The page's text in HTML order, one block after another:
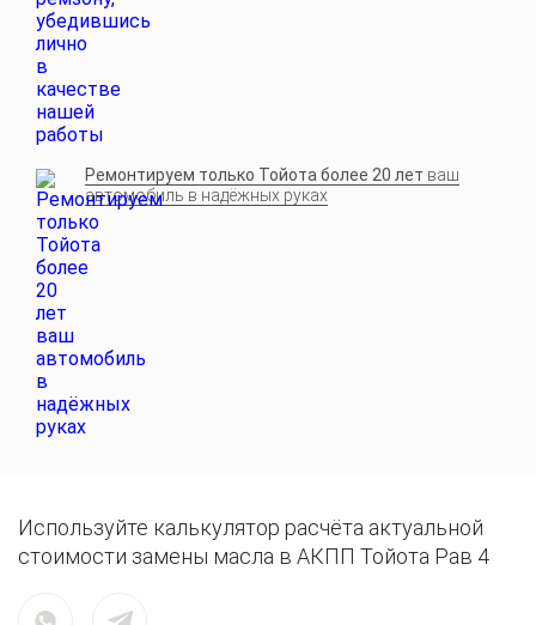
Ремонтируем только Тойота более 20 лет ваш
автомобиль в надёжных руках
Используйте калькулятор расчёта актуальной
стоимости замены масла в АКПП Тойота Рав 4